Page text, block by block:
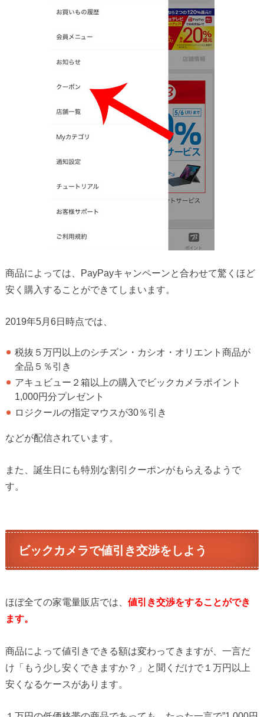
商品によっては、PayPayキャンペーンと合わせて驚くほど
安く購入することができてしまいます。
2019年5月6日時点では、
税抜５万円以上のシチズン・カシオ・オリエント商品が
全品５％引き
アキュビュー２箱以上の購入でビックカメラポイント
1,000円分プレゼント
ロジクールの指定マウスが30％引き
などが配信されています。
また、誕生日にも特別な割引クーポンがもらえるようで
す。
ビックカメラで値引き交渉をしよう
ほぼ全ての家電量販店では、 値引き交渉をすることができ
ます。
商品によって値引きできる額は変わってきますが、一言だ
け「もう少し安くできますか？」と聞くだけで１万円以上
安くなるケースがあります。